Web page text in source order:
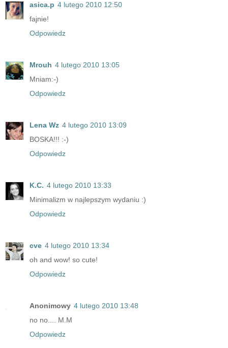
asica.p 4 lutego 2010 12:50
fajnie!
Odpowiedz
Mrouh 4 lutego 2010 13:05
Mniam:-)
Odpowiedz
Lena Wz 4 lutego 2010 13:09
BOSKA!!! :-)
Odpowiedz
K.C. 4 lutego 2010 13:33
Minimalizm w najlepszym wydaniu :)
Odpowiedz
cve 4 lutego 2010 13:34
oh and wow! so cute!
Odpowiedz
Anonimowy 4 lutego 2010 13:48
no no.... M.M
Odpowiedz